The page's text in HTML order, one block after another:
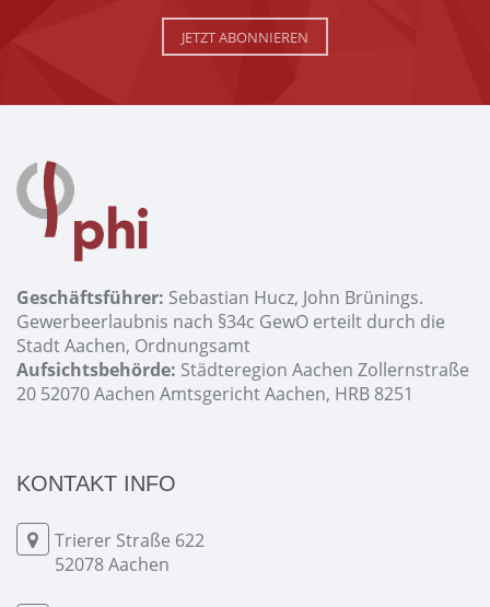
JETZT ABONNIEREN
Geschäftsführer: Sebastian Hucz, John Brünings.
Gewerbeerlaubnis nach §34c GewO erteilt durch die
Stadt Aachen, Ordnungsamt
Aufsichtsbehörde: Städteregion Aachen Zollernstraße
20 52070 Aachen Amtsgericht Aachen, HRB 8251
KONTAKT INFO
Trierer Straße 622
52078 Aachen